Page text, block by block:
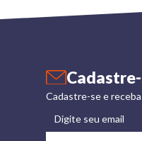
Cadastre-se e
Digite seu email